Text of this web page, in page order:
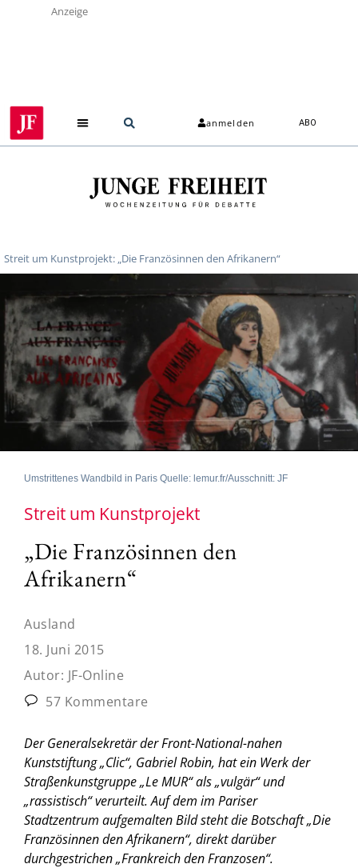
Anzeige
anmelden ABO
Streit um Kunstprojekt: „Die Französinnen den Afrikanern“
Umstrittenes Wandbild in Paris Quelle: lemur.fr/Ausschnitt: JF
Streit um Kunstprojekt
„Die Französinnen den
Afrikanern“
Ausland
18. Juni 2015
Autor: JF-Online
57 Kommentare
Der Generalsekretär der Front-National-nahen
Kunststiftung „Clic“, Gabriel Robin, hat ein Werk der
Straßenkunstgruppe „Le MUR“ als „vulgär“ und
„rassistisch“ verurteilt. Auf dem im Pariser
Stadtzentrum aufgemalten Bild steht die Botschaft „Die
Französinnen den Afrikanern“, direkt darüber
durchgestrichen „Frankreich den Franzosen“.